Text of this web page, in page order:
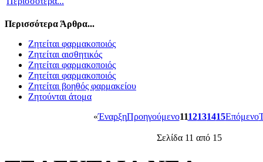
Περισσότερα Άρθρα...
Ζητείται φαρμακοποιός
Ζητείται αισθητικός
Ζητείται φαρμακοποιός
Ζητείται φαρμακοποιός
Ζητείται βοηθός φαρμακείου
Ζητούνται άτομα
«ΈναρξηΠροηγούμενο1112131415Επόμενο
Σελίδα 11 από 15